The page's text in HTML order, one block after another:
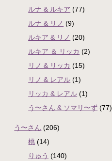
ルナ & ルキア (77)
ルナ & リノ (9)
ルキア & リノ (20)
ルキア ＆ リッカ (2)
リノ & リッカ (15)
リノ & レアル (1)
リッカ & レアル (1)
う〜さん & ソマリ〜ず (77)
う〜さん (206)
桃 (14)
りゅう (140)